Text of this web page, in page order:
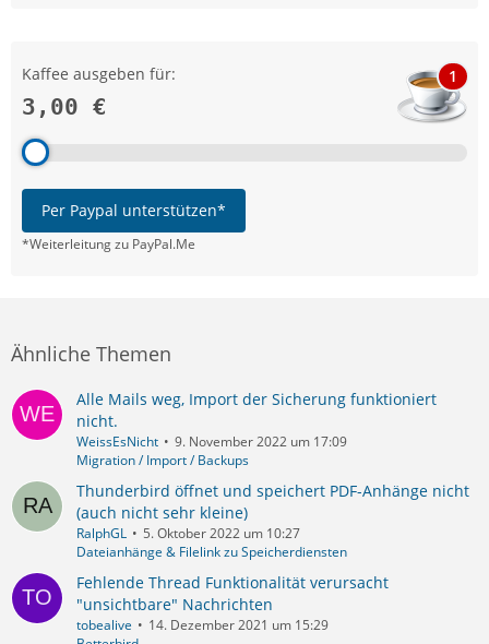
Kaffee ausgeben für:
3,00 €
1
Per Paypal unterstützen*
*Weiterleitung zu PayPal.Me
Ähnliche Themen
Alle Mails weg, Import der Sicherung funktioniert
nicht.
WeissEsNicht
9. November 2022 um 17:09
Migration / Import / Backups
Thunderbird öffnet und speichert PDF-Anhänge nicht
(auch nicht sehr kleine)
RalphGL
5. Oktober 2022 um 10:27
Dateianhänge & Filelink zu Speicherdiensten
Fehlende Thread Funktionalität verursacht
"unsichtbare" Nachrichten
tobealive
14. Dezember 2021 um 15:29